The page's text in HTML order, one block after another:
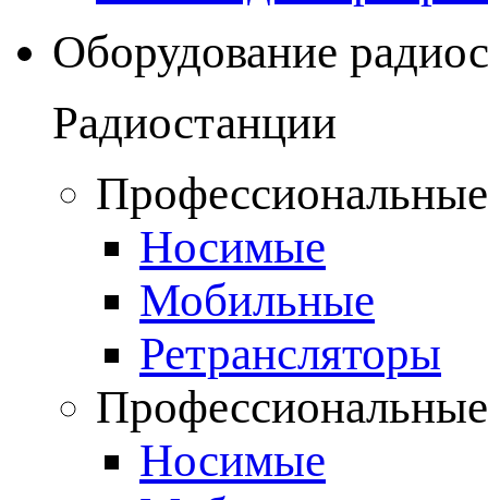
Оборудование
Радиостанции
Носимые
Мобильные
Ретрансляторы
Носимые